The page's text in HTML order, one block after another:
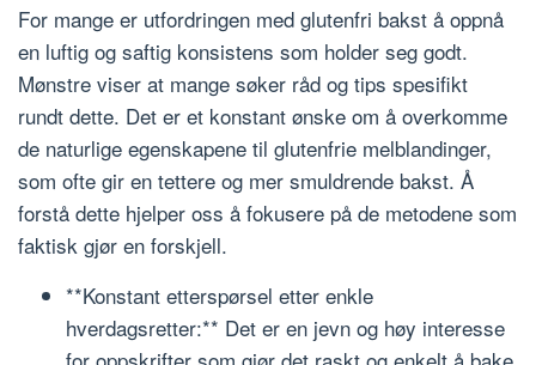
For mange er utfordringen med glutenfri bakst å oppnå
en luftig og saftig konsistens som holder seg godt.
Mønstre viser at mange søker råd og tips spesifikt
rundt dette. Det er et konstant ønske om å overkomme
de naturlige egenskapene til glutenfrie melblandinger,
som ofte gir en tettere og mer smuldrende bakst. Å
forstå dette hjelper oss å fokusere på de metodene som
faktisk gjør en forskjell.
**Konstant etterspørsel etter enkle
hverdagsretter:** Det er en jevn og høy interesse